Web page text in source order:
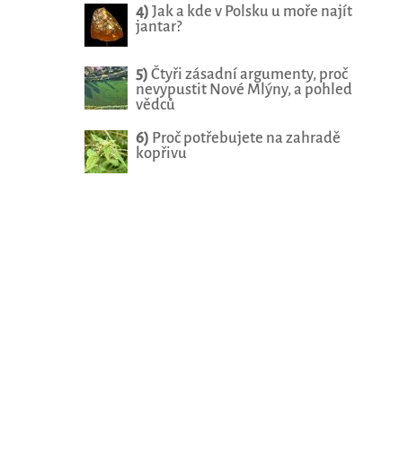
4) Jak a kde v Polsku u moře najít
jantar?
5) Čtyři zásadní argumenty, proč
nevypustit Nové Mlýny, a pohled
vědců
6) Proč potřebujete na zahradě
kopřivu